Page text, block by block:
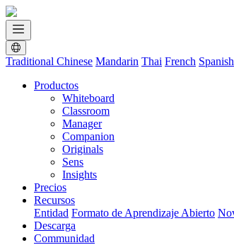
Traditional Chinese Mandarin Thai French Spanish
Productos
Whiteboard
Classroom
Manager
Companion
Originals
Sens
Insights
Precios
Recursos
Entidad Formato de Aprendizaje Abierto
Descarga
Communidad